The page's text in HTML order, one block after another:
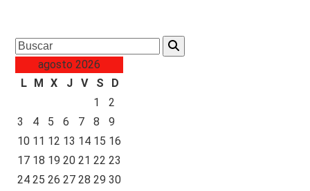
Search
agosto 2026
L M X J V S
D
1
2
3
4 5 6 7 8
9
10 11 12 13 14 15 16
17 18 19 20 21 22 23
24 25 26 27 28 29 30